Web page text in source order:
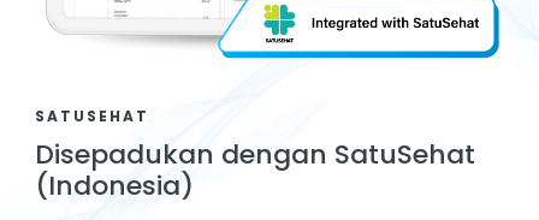
SATUSEHAT
Disepadukan dengan SatuSehat
(Indonesia)